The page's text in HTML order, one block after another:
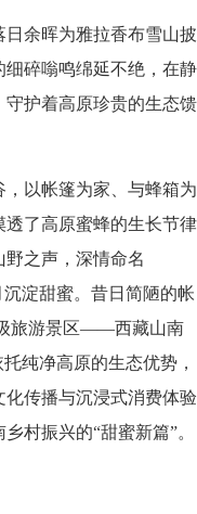
余晖为雅拉香布雪山披
细碎嗡鸣绵延不绝，在静
护着高原珍贵的生态馈
以帐篷为家、与蜂箱为
了高原蜜蜂的生长节律
之声，深情命名
淀甜蜜。昔日简陋的帐
旅游景区——西藏山南
纯净高原的生态优势，
传播与沉浸式消费体验
村振兴的“甜蜜新篇”。